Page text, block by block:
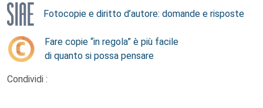
Fotocopie e diritto d’autore: domande e risposte
Fare copie “in regola” è più facile
di quanto si possa pensare
Condividi :